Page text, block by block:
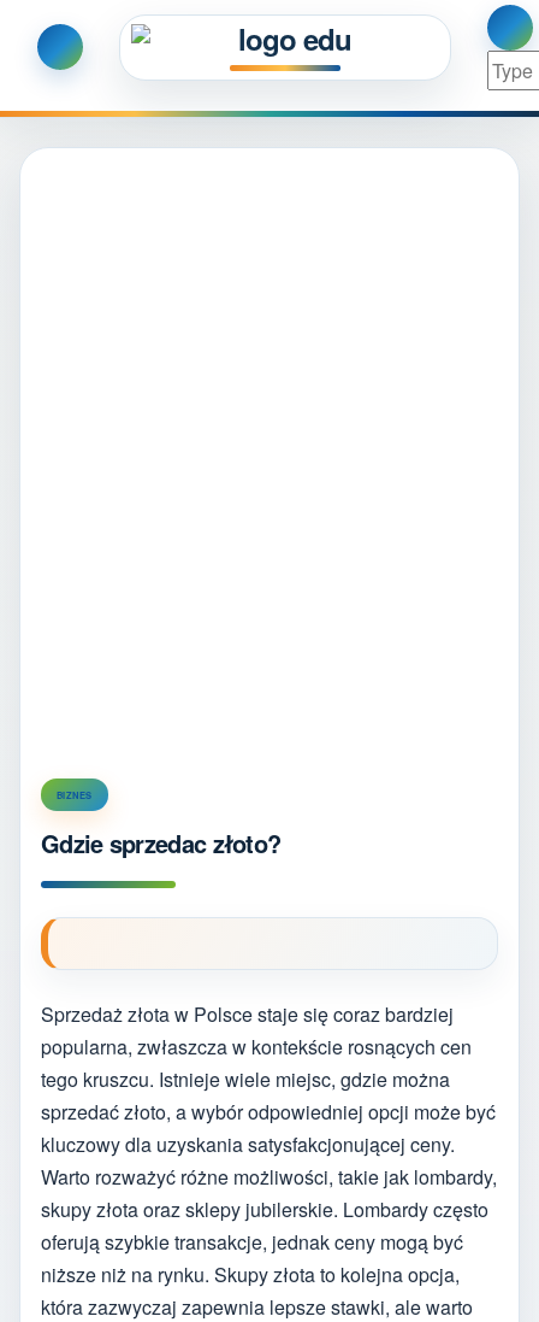
BIZNES
Gdzie sprzedac złoto?
Sprzedaż złota w Polsce staje się coraz bardziej
popularna, zwłaszcza w kontekście rosnących cen
tego kruszcu. Istnieje wiele miejsc, gdzie można
sprzedać złoto, a wybór odpowiedniej opcji może być
kluczowy dla uzyskania satysfakcjonującej ceny.
Warto rozważyć różne możliwości, takie jak lombardy,
skupy złota oraz sklepy jubilerskie. Lombardy często
oferują szybkie transakcje, jednak ceny mogą być
niższe niż na rynku. Skupy złota to kolejna opcja,
która zazwyczaj zapewnia lepsze stawki, ale warto